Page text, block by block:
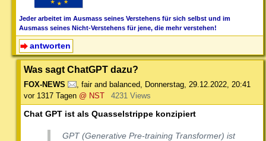
Jeder arbeitet im Ausmass seines Verstehens für sich selbst und im
Ausmass seines Nicht-Verstehens für jene, die mehr verstehen!
antworten
Was sagt ChatGPT dazu?
FOX-NEWS fair and balanced
Donnerstag, 29.12.2022, 20:41
vor 1317 Tagen @ NST 4231 Views
Chat GPT ist als Quasselstrippe konzipiert
GPT (Generative Pre-training Transformer) ist